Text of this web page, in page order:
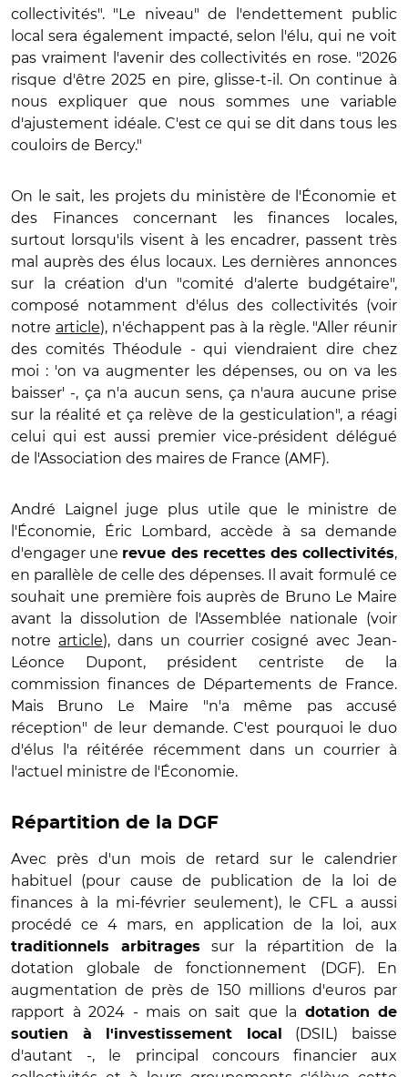
collectivités". "Le niveau" de l'endettement public
local sera également impacté, selon l'élu, qui ne voit
pas vraiment l'avenir des collectivités en rose. "2026
risque d'être 2025 en pire, glisse-t-il. On continue à
nous expliquer que nous sommes une variable
d'ajustement idéale. C'est ce qui se dit dans tous les
couloirs de Bercy."
On le sait, les projets du ministère de l'Économie et
des Finances concernant les finances locales,
surtout lorsqu'ils visent à les encadrer, passent très
mal auprès des élus locaux. Les dernières annonces
sur la création d'un "comité d'alerte budgétaire",
composé notamment d'élus des collectivités (voir
notre article), n'échappent pas à la règle. "Aller réunir
des comités Théodule - qui viendraient dire chez
moi : 'on va augmenter les dépenses, ou on va les
baisser' -, ça n'a aucun sens, ça n'aura aucune prise
sur la réalité et ça relève de la gesticulation", a réagi
celui qui est aussi premier vice-président délégué
de l'Association des maires de France (AMF).
André Laignel juge plus utile que le ministre de
l'Économie, Éric Lombard, accède à sa demande
d'engager une revue des recettes des collectivités,
en parallèle de celle des dépenses. Il avait formulé ce
souhait une première fois auprès de Bruno Le Maire
avant la dissolution de l'Assemblée nationale (voir
notre article), dans un courrier cosigné avec Jean-
Léonce Dupont, président centriste de la
commission finances de Départements de France.
Mais Bruno Le Maire "n'a même pas accusé
réception" de leur demande. C'est pourquoi le duo
d'élus l'a réitérée récemment dans un courrier à
l'actuel ministre de l'Économie.
Répartition de la DGF
Avec près d'un mois de retard sur le calendrier
habituel (pour cause de publication de la loi de
finances à la mi-février seulement), le CFL a aussi
procédé ce 4 mars, en application de la loi, aux
traditionnels arbitrages
sur la répartition de la
dotation globale de fonctionnement (DGF). En
augmentation de près de 150 millions d'euros par
rapport à 2024 - mais on sait que la
dotation de
soutien à l'investissement local
(DSIL) baisse
d'autant -, le principal concours financier aux